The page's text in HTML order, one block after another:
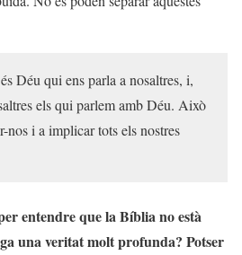
Déu qui ens parla a nosaltres, i,
els qui parlem amb Déu. Això
nos i a implicar tots els nostres
entendre que la Bíblia no està
una veritat molt profunda? Potser